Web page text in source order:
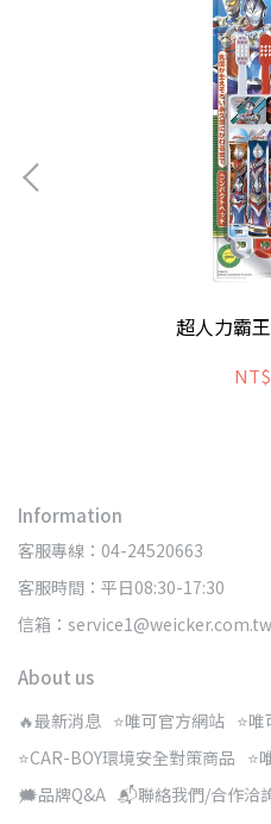
超人力霸
Information
客服專線：04-24520663
客服時間：平日08:30-17:30
信箱：service1@weicker.com.tw
About us
🔥最新消息 ⭐唯可官方網站 ⭐
⭐CAR-BOY環境安全對策商品 ⭐
🗯️品牌Q&A 📬聯絡我們/合作洽